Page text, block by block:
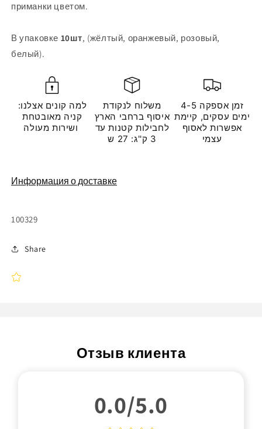
приманки цветом.
В упаковке 10шт, (жёлтый, оранжевый, розовый,
белый).
למה קונים אצלנו:
קניה מאובטחת
משלוח לנקודת
איסוף ברחבי הארץ
לחבילות קטנות עד
3 ק''ג: 27 ש
זמן אספקה 4-5
ימים עסקים, קיימת
אפשרות לאסוף
עצמי
Информация о доставке
Артикул:
100329
Share
Отзыв клиента
0.0/5.0